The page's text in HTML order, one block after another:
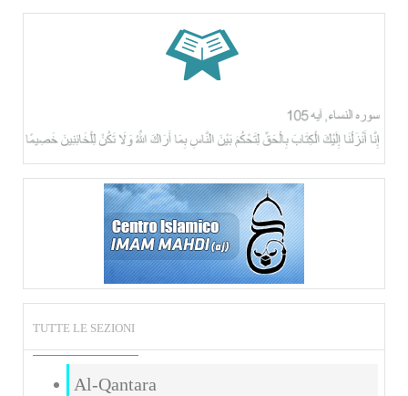
TUTTE LE SEZIONI
Al-Qantara